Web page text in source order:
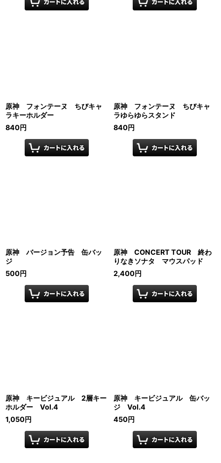
原神 フォンテーヌ ちびキャ
ラキーホルダー
840円
原神 フォンテーヌ ちびキャ
ラゆらゆらスタンド
840円
原神 バージョン予告 缶バッ
ジ
500円
原神 CONCERT TOUR 終わ
りなきソナタ マウスパッド
2,400円
原神 キービジュアル 2層キー
ホルダー Vol.4
1,050円
原神 キービジュアル 缶バッ
ジ Vol.4
450円